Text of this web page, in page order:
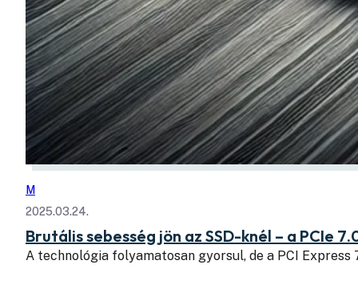
M
2025.03.24.
Brutális sebesség jön az SSD-knél – a PCIe
A technológia folyamatosan gyorsul, de a PCI Express